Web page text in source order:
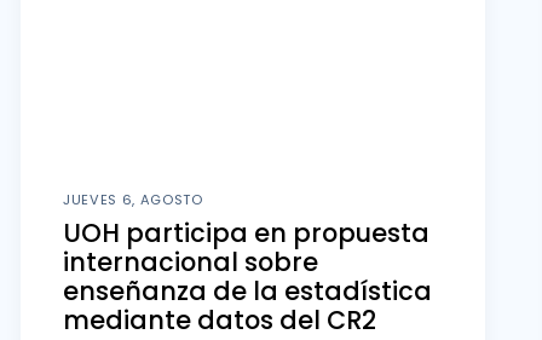
JUEVES 6, AGOSTO
UOH participa en propuesta
internacional sobre
enseñanza de la estadística
mediante datos del CR2